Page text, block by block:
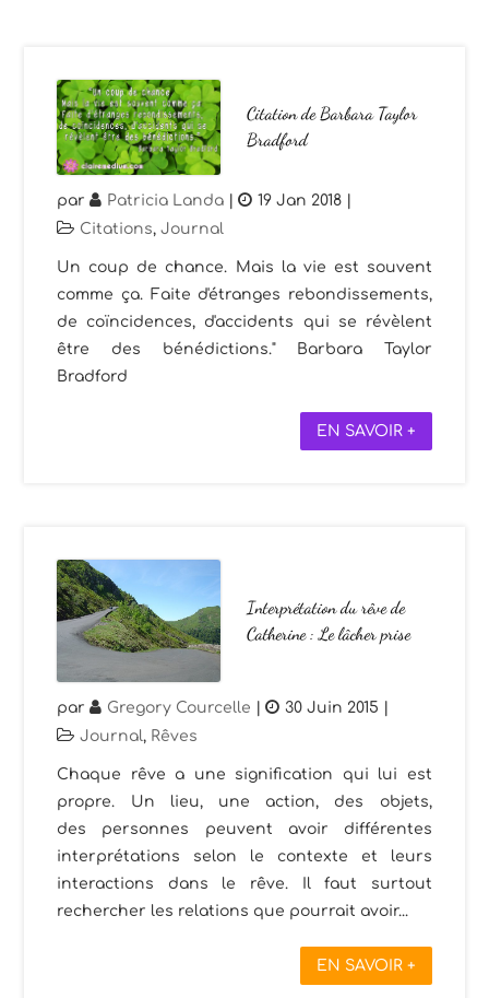
Citation de Barbara Taylor
Bradford
par Patricia Landa | 19 Jan 2018 |
Citations,Journal
Un coup de chance. Mais la vie est souvent
comme ça. Faite d'étranges rebondissements,
de coïncidences, d'accidents qui se révèlent
être des bénédictions." Barbara Taylor
Bradford
EN SAVOIR +
Interprétation du rêve de
Catherine : Le lâcher prise
par Gregory Courcelle | 30 Juin 2015
Journal, Rêves
Chaque rêve a une signification qui lui est
propre. Un lieu, une action, des objets,
des personnes peuvent avoir différentes
interprétations selon le contexte et leurs
interactions dans le rêve. Il faut surtout
rechercher les relations que pourrait avoir...
EN SAVOIR +